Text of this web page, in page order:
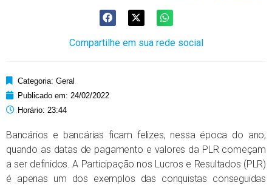
Compartilhe em sua rede social
Categoria: Geral
Publicado em: 24/02/2022
Horário: 23:44
Bancários e bancárias ficam felizes, nessa época do ano,
quando as datas de pagamento e valores da PLR começam
a ser definidos. A Participação nos Lucros e Resultados (PLR)
é apenas um dos exemplos das conquistas conseguidas